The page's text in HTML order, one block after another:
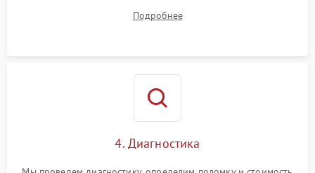
Подробнее
4. Диагностика